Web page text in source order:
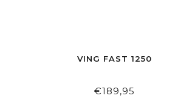
VING FAST 1250
€189,95